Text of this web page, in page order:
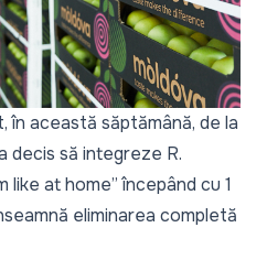
în această săptămână, de la
decis să integreze R.
like at home” începând cu 1
eliminarea completă